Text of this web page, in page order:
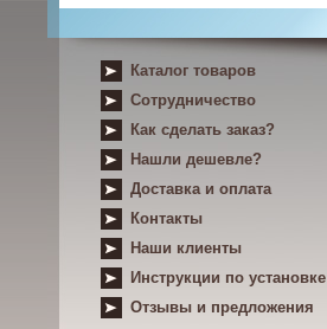
Каталог товаров
Сотрудничество
Как сделать заказ?
Нашли дешевле?
Доставка и оплата
Контакты
Наши клиенты
Инструкции по установке
Отзывы и предложения